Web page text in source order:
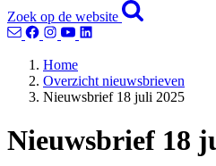
Zoek op de website
Home
Overzicht nieuwsbrieven
Nieuwsbrief 18 juli 2025
Nieuwsbrief 18